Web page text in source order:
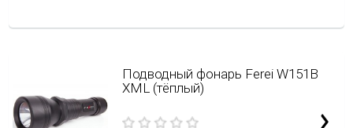
Подводный фонарь Ferei W151В
XML (тёплый)